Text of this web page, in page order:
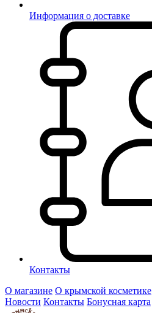
Информация о доставке
Контакты
О магазине О крымской косметике
Новости Контакты Бонусная карта